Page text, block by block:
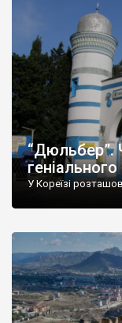
“Дюльбер”.
У Кореїзі